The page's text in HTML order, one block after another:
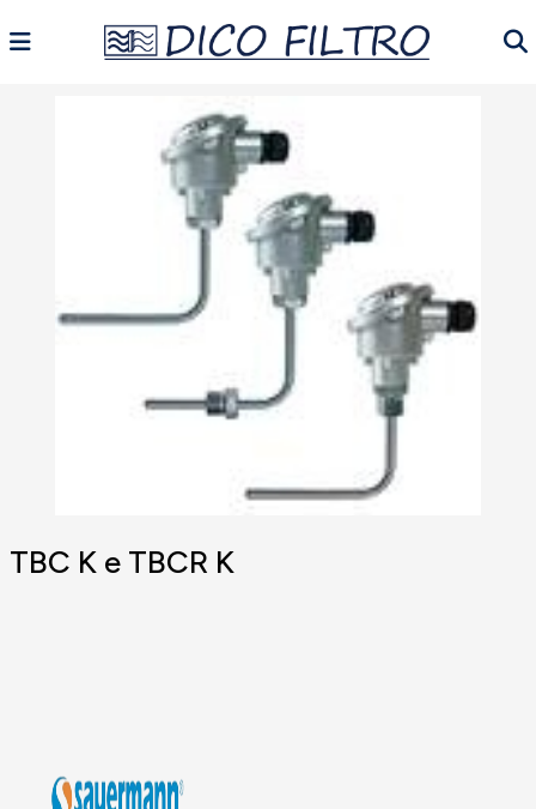
TBC K e TBCR K